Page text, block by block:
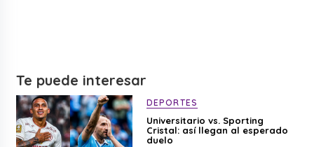
Te puede interesar
DEPORTES
Universitario vs. Sporting
Cristal: así llegan al esperado
duelo